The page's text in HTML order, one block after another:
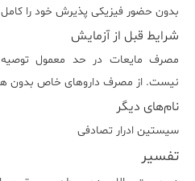
بدون حضور فیزیکی پذیرش خود را
شرایط قبل از آزمایش
مصرف مایعات در حد معمول
نیست. از مصرف داروهای خاص بدون
نام‌های دیگر
سیستین ادرار تصادفی
تفسیر